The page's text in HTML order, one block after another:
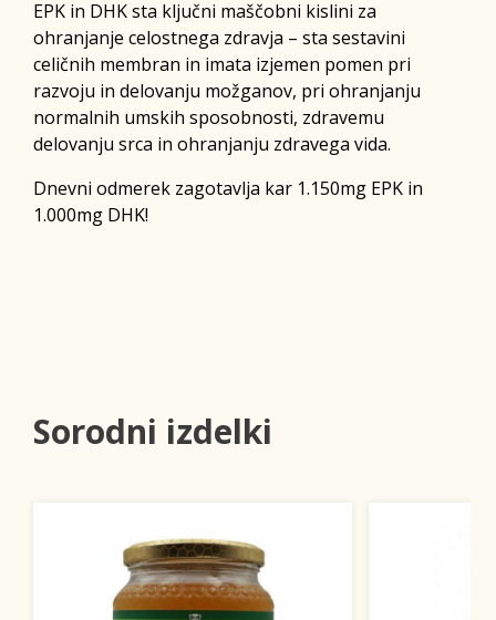
EPK in DHK sta ključni maščobni kislini za
ohranjanje celostnega zdravja – sta sestavini
celičnih membran in imata izjemen pomen pri
razvoju in delovanju možganov, pri ohranjanju
normalnih umskih sposobnosti, zdravemu
delovanju srca in ohranjanju zdravega vida.
Dnevni odmerek zagotavlja kar 1.150mg EPK in
1.000mg DHK!
Sorodni izdelki